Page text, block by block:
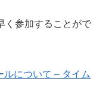
く参加することがで
について – タイム